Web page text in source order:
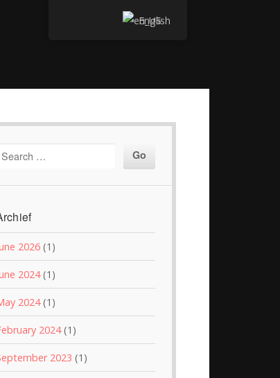
2026(1)
2024(1)
2024(1)
2024(1)
2023 (1)
English